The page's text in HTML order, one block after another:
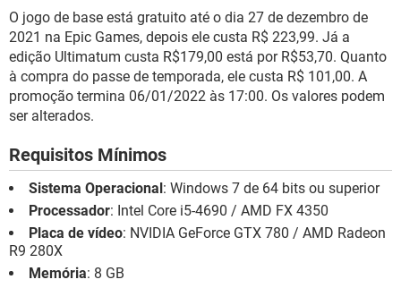
O jogo de base está gratuito até o dia 27 de dezembro de
2021 na Epic Games, depois ele custa R$ 223,99. Já a
edição Ultimatum custa R$179,00 está por R$53,70. Quanto
à compra do passe de temporada, ele custa R$ 101,00. A
promoção termina 06/01/2022 às 17:00. Os valores podem
ser alterados.
Requisitos Mínimos
Sistema Operacional: Windows 7 de 64 bits ou superior
Processador: Intel Core i5-4690 / AMD FX 4350
Placa de vídeo: NVIDIA GeForce GTX 780 / AMD Radeon
R9 280X
Memória: 8 GB